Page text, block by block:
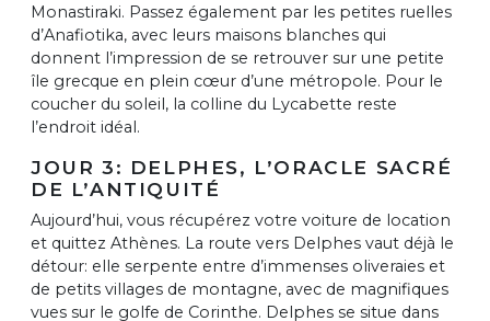
Monastiraki. Passez également par les petites ruelles
d’Anafiotika, avec leurs maisons blanches qui
donnent l’impression de se retrouver sur une petite
île grecque en plein cœur d’une métropole. Pour le
coucher du soleil, la colline du Lycabette reste
l’endroit idéal.
JOUR 3: DELPHES, L’ORACLE SACRÉ
DE L’ANTIQUITÉ
Aujourd’hui, vous récupérez votre voiture de location
et quittez Athènes. La route vers Delphes vaut déjà le
détour: elle serpente entre d’immenses oliveraies et
de petits villages de montagne, avec de magnifiques
vues sur le golfe de Corinthe. Delphes se situe dans